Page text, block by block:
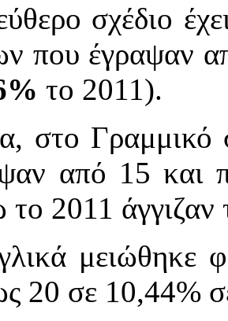
σχέδιο
που έγραψαν
το 2011).
στο
από 15 και
2011
μειώθηκε
20 σε 10,44%